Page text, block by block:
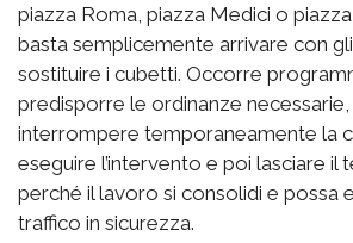
piazza Roma, piazza Medici o
basta semplicemente arrivare con
sostituire i cubetti. Occorre
predisporre le ordinanze
interrompere temporaneamente la
eseguire l’intervento e poi lasciare il
perché il lavoro si consolidi e possa
traffico in sicurezza.